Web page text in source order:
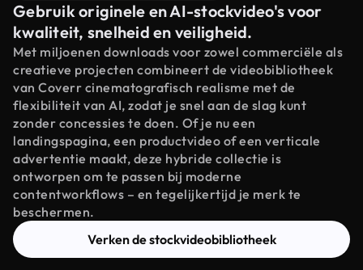
Gebruik originele en AI-stockvideo's voor
kwaliteit, snelheid en veiligheid.
Met miljoenen downloads voor zowel commerciële als
creatieve projecten combineert de videobibliotheek
van Coverr cinematografisch realisme met de
flexibiliteit van AI, zodat je snel aan de slag kunt
zonder concessies te doen. Of je nu een
landingspagina, een productvideo of een verticale
advertentie maakt, deze hybride collectie is
ontworpen om te passen bij moderne
contentworkflows – en tegelijkertijd je merk te
beschermen.
Verken de stockvideobibliotheek